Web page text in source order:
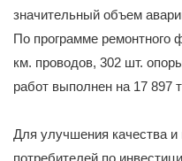
значительный объем
По программе ремонтного
км. проводов, 302 шт.
работ выполнен на 17 897
Для улучшения качества
потребителей по